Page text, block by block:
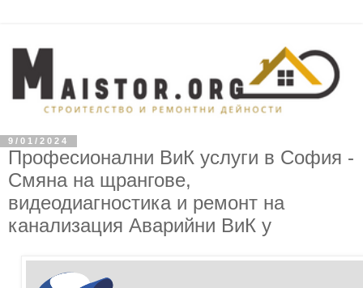
9/01/2024
Професионални ВиК услуги в София -
Смяна на щрангове,
видеодиагностика и ремонт на
канализация Аварийни ВиК у